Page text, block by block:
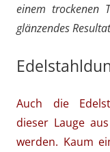
einem trockenen
glänzendes
Auch die
dieser Lauge
werden. Kaum